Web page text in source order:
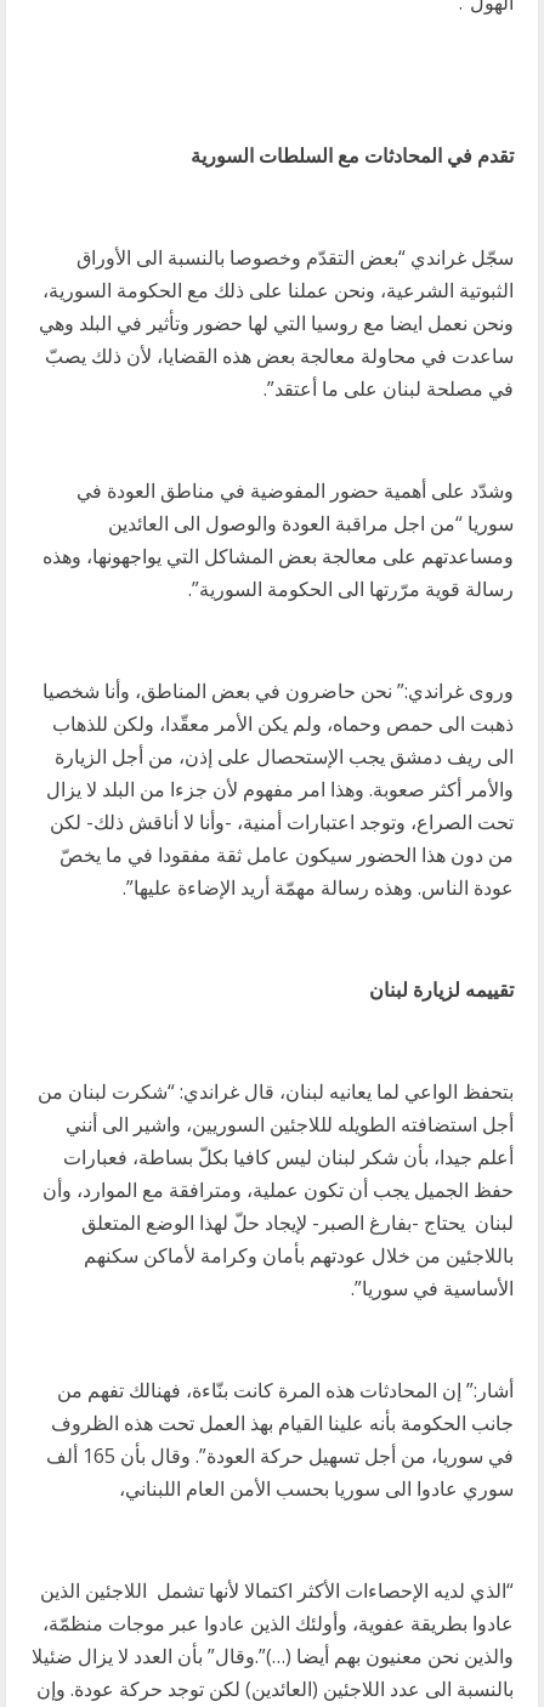
تقدم في المحادثات مع السلطات السورية
سجّل غراندي “بعض التقدّم وخصوصا بالنسبة الى الأوراق
الثبوتية الشرعية، ونحن عملنا على ذلك مع الحكومة السورية،
ونحن نعمل ايضا مع روسيا التي لها حضور وتأثير في البلد وهي
ساعدت في محاولة معالجة بعض هذه القضايا، لأن ذلك يصبّ
في مصلحة لبنان على ما أعتقد”.
وشدّد على أهمية حضور المفوضية في مناطق العودة في
سوريا “من اجل مراقبة العودة والوصول الى العائدين
ومساعدتهم على معالجة بعض المشاكل التي يواجهونها، وهذه
رسالة قوية مرّرتها الى الحكومة السورية”.
وروى غراندي:” نحن حاضرون في بعض المناطق، وأنا شخصيا
ذهبت الى حمص وحماه، ولم يكن الأمر معقّدا، ولكن للذهاب
الى ريف دمشق يجب الإستحصال على إذن، من أجل الزيارة
والأمر أكثر صعوبة. وهذا امر مفهوم لأن جزءا من البلد لا يزال
تحت الصراع، وتوجد اعتبارات أمنية، -وأنا لا أناقش ذلك- لكن
من دون هذا الحضور سيكون عامل ثقة مفقودا في ما يخصّ
عودة الناس. وهذه رسالة مهمّة أريد الإضاءة عليها”.
تقييمه لزيارة لبنان
بتحفظ الواعي لما يعانيه لبنان، قال غراندي: “شكرت لبنان من
أجل استضافته الطويله لللاجئين السوريين، واشير الى أنني
أعلم جيدا، بأن شكر لبنان ليس كافيا بكلّ بساطة، فعبارات
حفظ الجميل يجب أن تكون عملية، ومترافقة مع الموارد، وأن
لبنان يحتاج -بفارغ الصبر- لإيجاد حلّ لهذا الوضع المتعلق
باللاجئين من خلال عودتهم بأمان وكرامة لأماكن سكنهم
الأساسية في سوريا”.
أشار:” إن المحادثات هذه المرة كانت بنّاءة، فهنالك تفهم من
جانب الحكومة بأنه علينا القيام بهذ العمل تحت هذه الظروف
في سوريا، من أجل تسهيل حركة العودة”. وقال بأن 165 ألف
سوري عادوا الى سوريا بحسب الأمن العام اللبناني،
“الذي لديه الإحصاءات الأكثر اكتمالا لأنها تشمل اللاجئين الذين
عادوا بطريقة عفوية، وأولئك الذين عادوا عبر موجات منظمّة،
والذين نحن معنيون بهم أيضا (…)”.وقال” بأن العدد لا يزال ضئيلا
بالنسبة الى عدد اللاجئين (العائدين) لكن توجد حركة عودة. وإن